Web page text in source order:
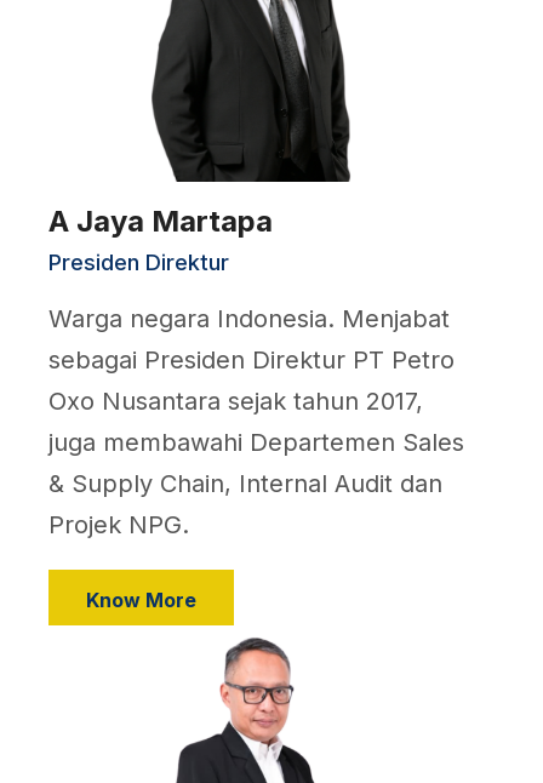
A Jaya Martapa
Presiden Direktur
Warga negara Indonesia. Menjabat
sebagai Presiden Direktur PT Petro
Oxo Nusantara sejak tahun 2017,
juga membawahi Departemen Sales
& Supply Chain, Internal Audit dan
Projek NPG.
Know More